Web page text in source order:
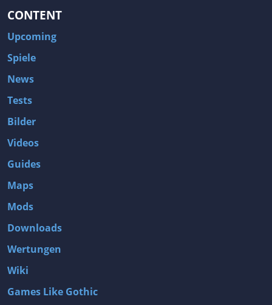
CONTENT
Upcoming
Spiele
News
Tests
Bilder
Videos
Guides
Maps
Mods
Downloads
Wertungen
Wiki
Games Like Gothic